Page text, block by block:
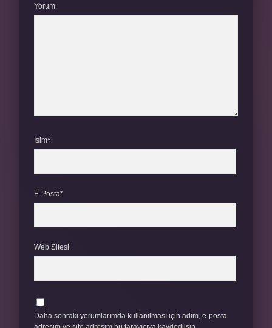
Yorum
İsim*
E-Posta*
Web Sitesi
Daha sonraki yorumlarımda kullanılması için adım, e-posta